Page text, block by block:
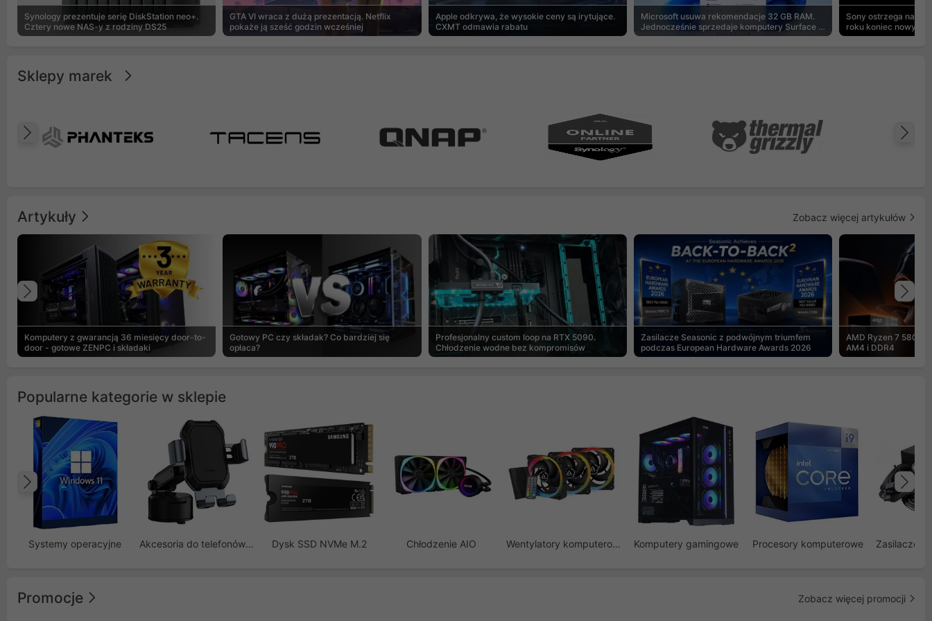
Synology prezentuje serię DiskStation neo+.
Cztery nowe NAS-y z rodziny DS25
GTA VI wraca z dużą prezentacją. Netflix
pokaże ją sześć godzin wcześniej
Apple odkrywa, że wysokie ceny są irytujące.
CXMT odmawia rabatu
Microsoft usuwa rekomendacje 32 GB RAM.
Jednocześnie sprzedaje komputery Surface z
8 GB
Sony ostrzega na
roku koniec nowych
Sklepy marek
Poprzedni
Artykuły Zobacz więcej artykułów
Komputery z gwarancją 36 miesięcy door-to-
door - gotowe ZENPC i składaki
Gotowy PC czy składak? Co bardziej się
opłaca?
Profesjonalny custom loop na RTX 5090.
Chłodzenie wodne bez kompromisów
Zasilacze Seasonic z podwójnym triumfem
podczas European Hardware Awards 2026
AMD Ryzen 7
AM4 i DDR4
Poprzedni
Popularne kategorie w sklepie
Systemy operacyjne Akcesoria do telefonów GSM Dysk SSD NVMe M.2 Chłodzenie AIO Wentylatory komputerowe Komputery gamingowe Procesory komputerowe Zasilacze
Poprzedni
Promocje Zobacz więcej promocji